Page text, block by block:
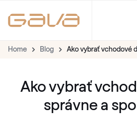
Home Blog Ako vybrať vchodové
Ako vybrať
správne a